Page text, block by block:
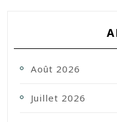
Août 2026
Juillet 2026